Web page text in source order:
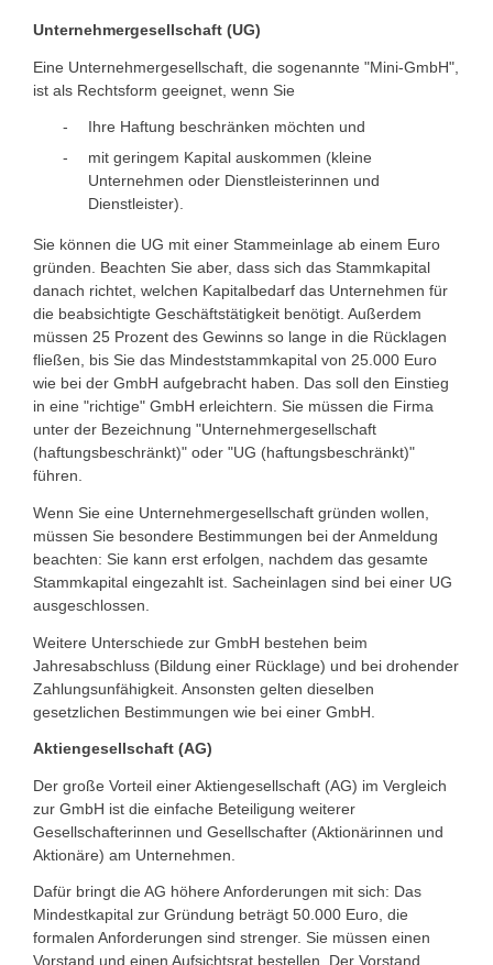
Unternehmergesellschaft (UG)
Eine Unternehmergesellschaft, die sogenannte "Mini-GmbH",
ist als Rechtsform geeignet, wenn Sie
Ihre Haftung beschränken möchten und
mit geringem Kapital auskommen (kleine
Unternehmen oder Dienstleisterinnen und
Dienstleister).
Sie können die UG mit einer Stammeinlage ab einem Euro
gründen. Beachten Sie aber, dass sich das Stammkapital
danach richtet, welchen Kapitalbedarf das Unternehmen für
die beabsichtigte Geschäftstätigkeit benötigt. Außerdem
müssen 25 Prozent des Gewinns so lange in die Rücklagen
fließen, bis Sie das Mindeststammkapital von 25.000 Euro
wie bei der GmbH aufgebracht haben. Das soll den Einstieg
in eine "richtige" GmbH erleichtern. Sie müssen die Firma
unter der Bezeichnung "Unternehmergesellschaft
(haftungsbeschränkt)" oder "UG (haftungsbeschränkt)"
führen.
Wenn Sie eine Unternehmergesellschaft gründen wollen,
müssen Sie besondere Bestimmungen bei der Anmeldung
beachten: Sie kann erst erfolgen, nachdem das gesamte
Stammkapital eingezahlt ist. Sacheinlagen sind bei einer UG
ausgeschlossen.
Weitere Unterschiede zur GmbH bestehen beim
Jahresabschluss (Bildung einer Rücklage) und bei drohender
Zahlungsunfähigkeit. Ansonsten gelten dieselben
gesetzlichen Bestimmungen wie bei einer GmbH.
Aktiengesellschaft (AG)
Der große Vorteil einer Aktiengesellschaft (AG) im Vergleich
zur GmbH ist die einfache Beteiligung weiterer
Gesellschafterinnen und Gesellschafter (Aktionärinnen und
Aktionäre) am Unternehmen.
Dafür bringt die AG höhere Anforderungen mit sich: Das
Mindestkapital zur Gründung beträgt 50.000 Euro, die
formalen Anforderungen sind strenger. Sie müssen einen
Vorstand und einen Aufsichtsrat bestellen. Der Vorstand